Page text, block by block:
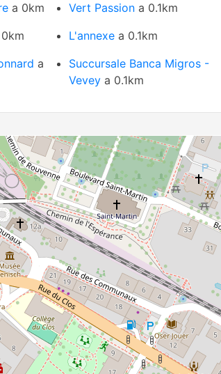
a 0km
a
Vert Passion a 0.1km
L'annexe a 0.1km
Succursale Banca Migros -
Vevey a 0.1km